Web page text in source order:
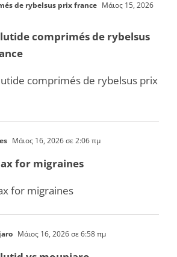
de rybelsus prix france Μάιος 15, 2026
comprimés de rybelsus
comprimés de rybelsus prix
Μάιος 16, 2026 σε 2:06 πμ
for migraines
for migraines
Μάιος 16, 2026 σε 6:58 πμ